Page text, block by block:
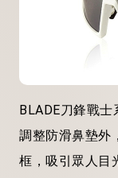
BLADE刀鋒戰
調整防滑鼻墊外
框，吸引眾人目